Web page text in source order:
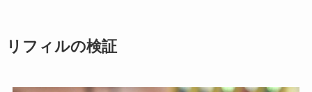
リフィルの検証